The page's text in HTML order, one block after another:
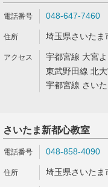
048-647-7460
埼玉県さいたま
宇都宮線 大宮
東武野田線 北
宇都宮線 さい
さいたま新都心教室
048-858-4090
埼玉県さいた